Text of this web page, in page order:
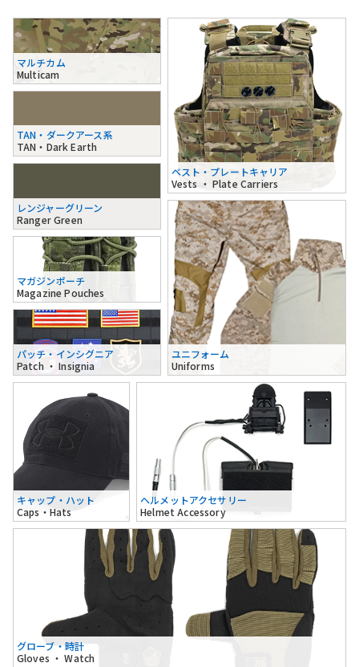
マルチカム
Multicam
TAN・ダークアース系
TAN・Dark Earth
レンジャーグリーン
Ranger Green
ベスト・プレートキャリア
Vests ・ Plate Carriers
マガジンポーチ
Magazine Pouches
パッチ・インシグニア
Patch ・ Insignia
ユニフォーム
Uniforms
キャップ・ハット
Caps・Hats
ヘルメットアクセサリー
Helmet Accessory
グローブ・時計
Gloves ・ Watch